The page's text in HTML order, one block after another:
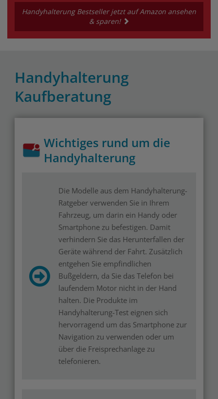
Handyhalterung Bestseller jetzt auf Amazon ansehen
& sparen!
Handyhalterung
Kaufberatung
Wichtiges rund um die
Handyhalterung
Die Modelle aus dem Handyhalterung-
Ratgeber verwenden Sie in Ihrem
Fahrzeug, um darin ein Handy oder
Smartphone zu befestigen. Damit
verhindern Sie das Herunterfallen der
Geräte während der Fahrt. Zusätzlich
entgehen Sie empfindlichen
Bußgeldern, da Sie das Telefon bei
laufendem Motor nicht in der Hand
halten. Die Produkte im
Handyhalterung-Test eignen sich
hervorragend um das Smartphone zur
Navigation zu verwenden oder um
über die Freisprechanlage zu
telefonieren.